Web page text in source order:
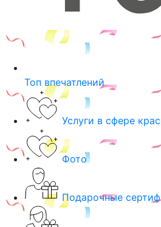
Топ впечатлений
Услуги в сфере
Фото
Подарочные